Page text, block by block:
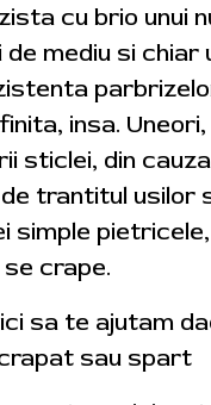
cu brio unui
mediu si chiar
insa.
sticlei, din
trantitul usilor
simple
crape.
sa te ajutam
sau spart